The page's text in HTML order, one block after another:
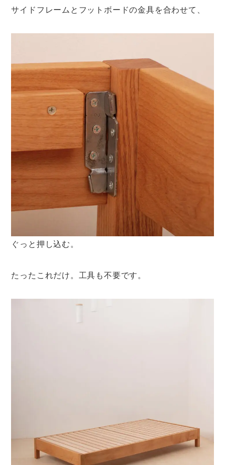
サイドフレームとフットボードの金具を合わせて、
ぐっと押し込む。
たったこれだけ。工具も不要です。